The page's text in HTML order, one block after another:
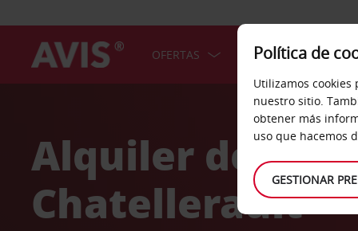
OFERTAS COCHES
Alquiler de
Chatellerault
Política de
Utilizamos
nuestro sitio.
obtener más
uso que hacemos
GESTIONAR